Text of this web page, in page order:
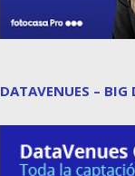
DATAVENUES –